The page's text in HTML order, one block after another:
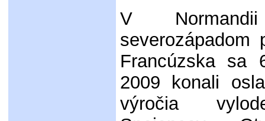
V
severozápadom
Francúzska sa
2009 konali
výročia